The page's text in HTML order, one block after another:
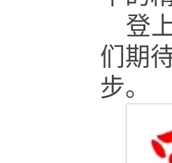
登
们期
步。